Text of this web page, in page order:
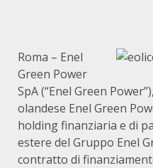
Roma – Enel
Green Power
SpA (“Enel Green
olandese Enel Green
holding finanziaria e di
estere del Gruppo Enel
contratto di